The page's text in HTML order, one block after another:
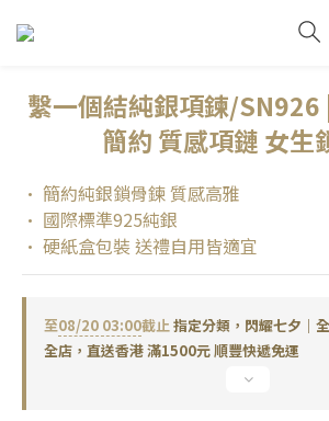
繫一個結純銀項鍊/SN926
簡約 質感項鏈 女生
• 簡約純銀鎖骨鍊 質感高雅
• 國際標準925純銀
• 硬紙盒包裝 送禮自用皆適宜
至08/20 03:00截止指定分類，閃耀七夕｜
全店，直送香港 滿1500元 順豐快遞免運